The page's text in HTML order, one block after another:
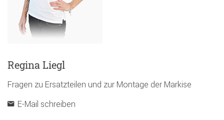
Regina Liegl
Fragen zu Ersatzteilen und zur Montage der Markise
E-Mail schreiben